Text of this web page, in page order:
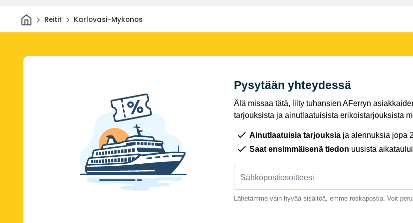
KotiinReitit Karlovasi-Mykonos
Pysytään yhteydessä
Älä missaa tätä, liity tuhansien AFerryn
tarjouksista ja ainutlaatuisista erikoistarjouksista
Ainutlaatuisia tarjouksia ja alennuksia jopa
Saat ensimmäisenä tiedon uusista
Lähetämme vain hyvää sisältöä, emme roskapostia. Voit